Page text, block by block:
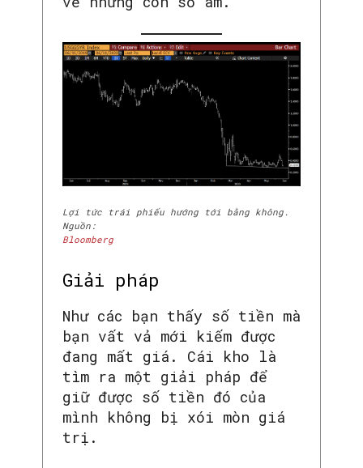
Lợi tức trái phiếu hướng tới bằng không.
Nguồn:
Bloomberg
Giải pháp
Như các bạn thấy số tiền mà
bạn vất vả mới kiếm được
đang mất giá. Cái kho là
tìm ra một giải pháp để
giữ được số tiền đó của
mình không bị xói mòn giá
trị.